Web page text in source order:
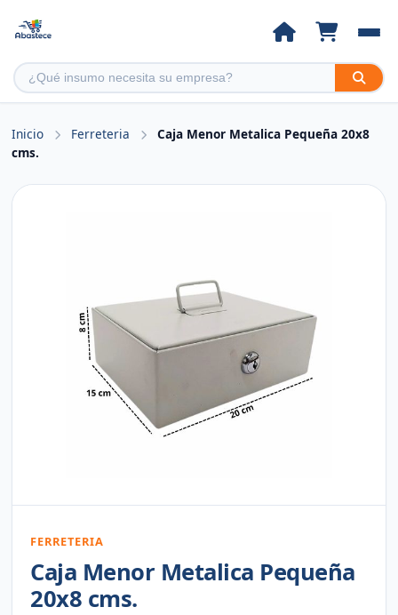
Inicio Ferreteria
Caja Menor Metalica Pequeña 20x8
cms.
FERRETERIA
Caja Menor Metalica Pequeña
20x8 cms.